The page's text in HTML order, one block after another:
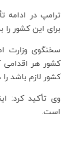
ترامپ در ادامه
برای این کشور
سخنگوی وزارت
کشور هر اقدامی
کشور لازم باشد
وی تأکید کرد:
است.